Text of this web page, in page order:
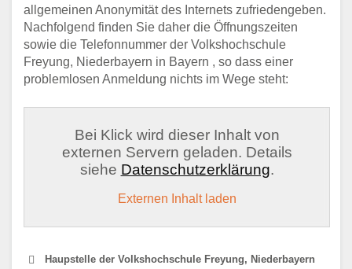
allgemeinen Anonymität des Internets zufriedengeben.
Nachfolgend finden Sie daher die Öffnungszeiten
sowie die Telefonnummer der Volkshochschule
Freyung, Niederbayern in Bayern , so dass einer
problemlosen Anmeldung nichts im Wege steht:
Bei Klick wird dieser Inhalt von
externen Servern geladen. Details
siehe Datenschutzerklärung.
Externen Inhalt laden
Haupstelle der Volkshochschule Freyung, Niederbayern